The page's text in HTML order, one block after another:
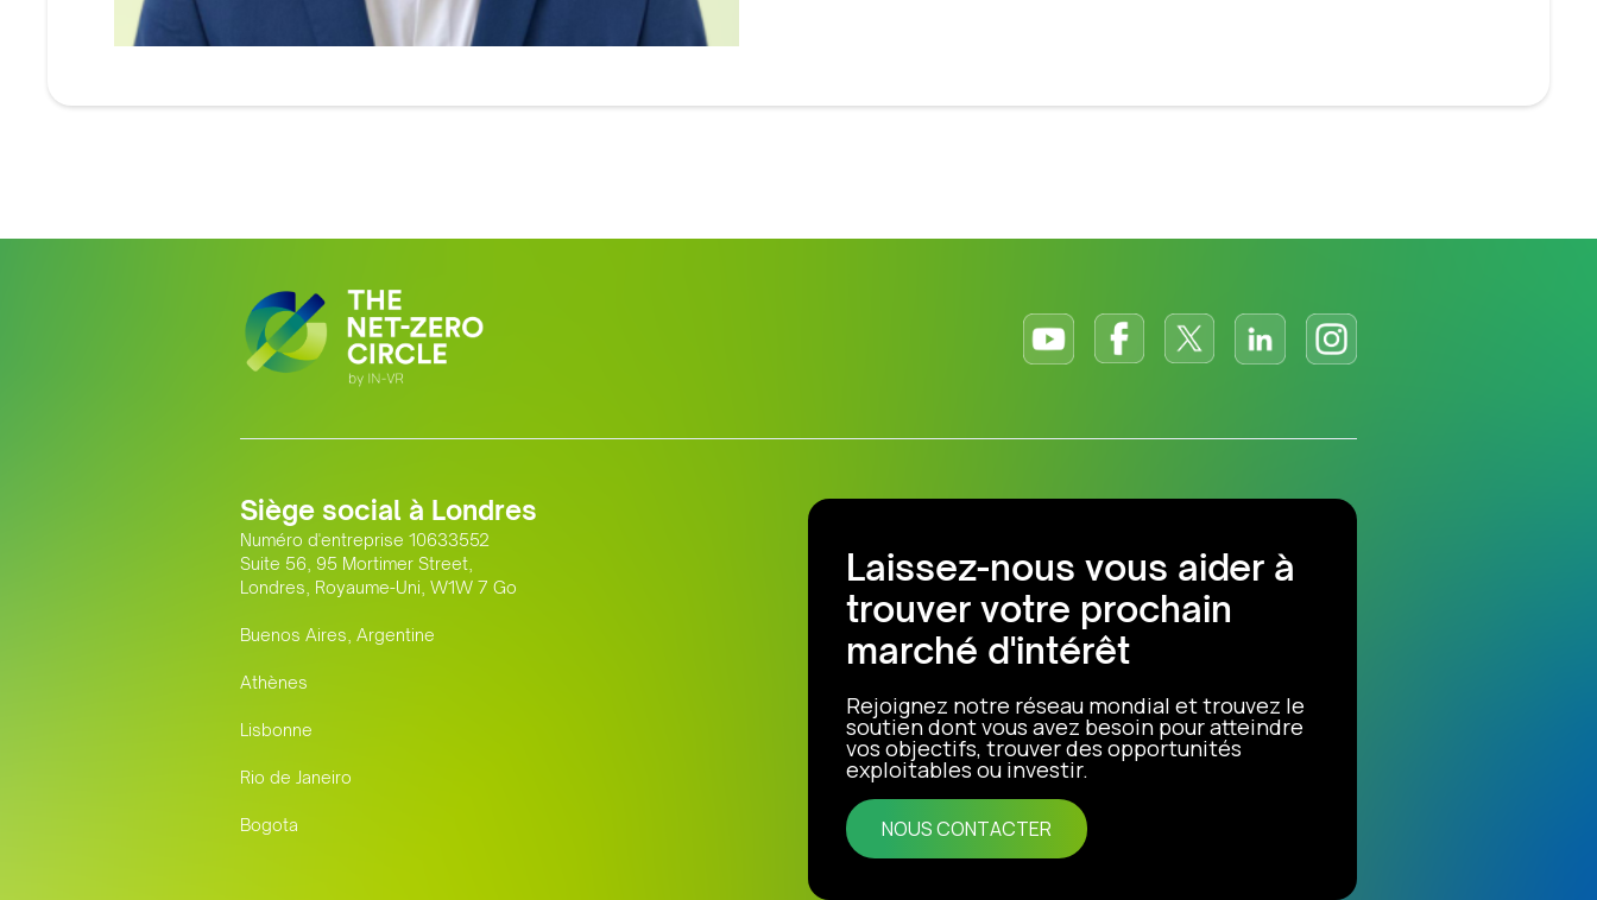
Siège social à Londres
Numéro d'entreprise 10633552
Suite 56, 95 Mortimer Street,
Londres, Royaume-Uni, W1W 7 Go
Buenos Aires, Argentine
Athènes
Lisbonne
Rio de Janeiro
Bogota
Laissez-nous vous aider à
trouver votre prochain
marché d'intérêt
Rejoignez notre réseau mondial et trouvez le
soutien dont vous avez besoin pour atteindre
vos objectifs, trouver des opportunités
exploitables ou investir.
NOUS CONTACTER